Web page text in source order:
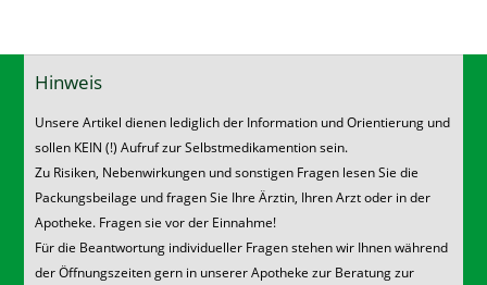
Hinweis
Unsere Artikel dienen lediglich der Information und Orientierung und
sollen KEIN (!) Aufruf zur Selbstmedikamention sein.
Zu Risiken, Nebenwirkungen und sonstigen Fragen lesen Sie die
Packungsbeilage und fragen Sie Ihre Ärztin, Ihren Arzt oder in der
Apotheke. Fragen sie vor der Einnahme!
Für die Beantwortung individueller Fragen stehen wir Ihnen während
der Öffnungszeiten gern in unserer Apotheke zur Beratung zur